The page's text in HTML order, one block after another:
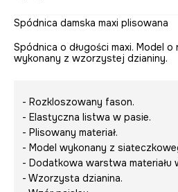
Spódnica damska maxi plisowana
Spódnica o długości maxi. Model
wykonany z wzorzystej dzianiny.
- Rozkloszowany fason.
- Elastyczna listwa w pasie.
- Plisowany materiał.
- Model wykonany z
- Dodatkowa warstwa materiału
- Wzorzysta dzianina.